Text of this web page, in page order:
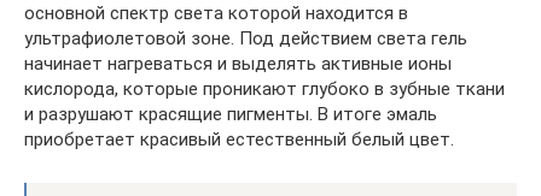
основной спектр света которой находится в
ультрафиолетовой зоне. Под действием света гель
начинает нагреваться и выделять активные ионы
кислорода, которые проникают глубоко в зубные ткани
и разрушают красящие пигменты. В итоге эмаль
приобретает красивый естественный белый цвет.